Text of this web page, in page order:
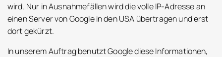
wird. Nur in Ausnahmefällen wird die volle IP-Adresse an
einen Server von Google in den USA übertragen und erst
dort gekürzt.
In unserem Auftrag benutzt Google diese Informationen,